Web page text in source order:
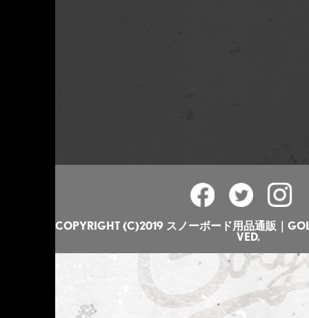
COPYRIGHT (C)2019 スノーボード用品通販｜
VED.